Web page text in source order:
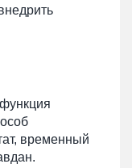
временный